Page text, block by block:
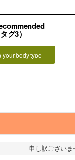
グ3）
your body type
申し訳ございま